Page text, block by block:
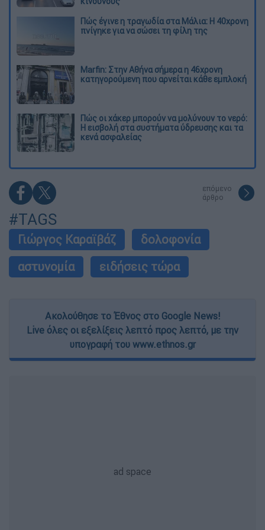
Πώς έγινε η τραγωδία στα Μάλια: Η 40χρονη
πνίγηκε για να σώσει τη φίλη της
Marfin: Στην Αθήνα σήμερα η 46χρονη
κατηγορούμενη που αρνείται κάθε εμπλοκή
Πώς οι χάκερ μπορούν να μολύνουν το νερό:
Η εισβολή στα συστήματα ύδρευσης και τα
κενά ασφαλείας
επόμενο
άρθρο
#TAGS
Γιώργος Καραϊβάζ
δολοφονία
αστυνομία
ειδήσεις τώρα
Ακολούθησε το Έθνος στο Google News!
Live όλες οι εξελίξεις λεπτό προς λεπτό, με την
υπογραφή του www.ethnos.gr